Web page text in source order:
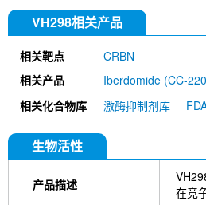
VH298相关产品
相关靶点
CRBN
相关产品
Iberdomide (CC-
H2A (Lys119)
相关化合物库 激酶抑制剂库
生物活性
产品描述
在竞